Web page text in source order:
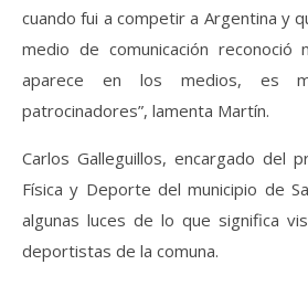
cuando fui a competir a Argentina y
medio de comunicación reconoció
aparece en los medios, es
patrocinadores”, lamenta Martín.
Carlos Galleguillos, encargado del
Física y Deporte del municipio de
algunas luces de lo que significa
deportistas de la comuna.